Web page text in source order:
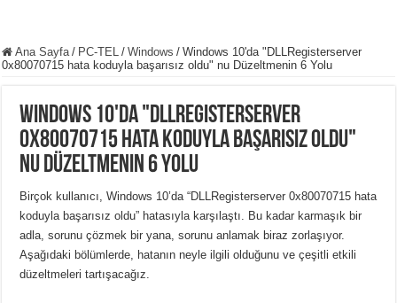
Ana Sayfa / PC-TEL / Windows / Windows 10'da "DLLRegisterserver
0x80070715 hata koduyla başarısız oldu" nu Düzeltmenin 6 Yolu
Windows 10'da "DLLRegisterserver
0x80070715 hata koduyla başarısız oldu"
nu Düzeltmenin 6 Yolu
Birçok kullanıcı, Windows 10’da “DLLRegisterserver 0x80070715 hata
koduyla başarısız oldu” hatasıyla karşılaştı. Bu kadar karmaşık bir
adla, sorunu çözmek bir yana, sorunu anlamak biraz zorlaşıyor.
Aşağıdaki bölümlerde, hatanın neyle ilgili olduğunu ve çeşitli etkili
düzeltmeleri tartışacağız.